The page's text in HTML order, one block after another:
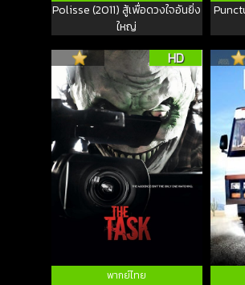
Polisse (2011) สู้เพื่อดวงใจอันยิ่ง
ใหญ่
HD
พากย์ไทย